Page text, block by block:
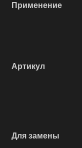
Применение
Артикул
Для замены